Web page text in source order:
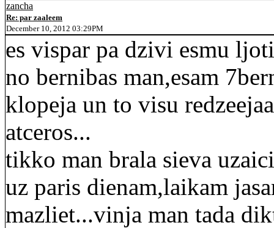
zancha
Re: par zaaleem
December 10, 2012 03:29PM
es vispar pa dzivi esmu
no bernibas man,esam
klopeja un to visu
atceros...
tikko man brala sieva
uz paris dienam,laikam
mazliet...vinja man tada